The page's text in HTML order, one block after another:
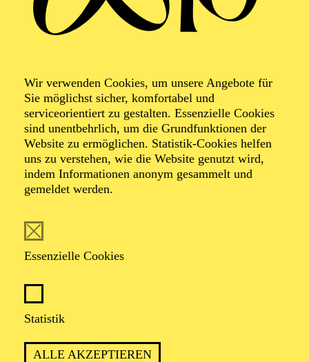
Wir verwenden Cookies, um unsere Angebote für
Sie möglichst sicher, komfortabel und
serviceorientiert zu gestalten. Essenzielle Cookies
sind unentbehrlich, um die Grundfunktionen der
Website zu ermöglichen. Statistik-Cookies helfen
uns zu verstehen, wie die Website genutzt wird,
indem Informationen anonym gesammelt und
gemeldet werden.
Essenzielle Cookies
Statistik
ALLE AKZEPTIEREN
Music Lectures
Einführung in den Barock (1. Teil)
TICKETS
1 Stunde, keine Pause